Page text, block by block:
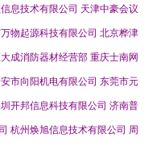
息技术有限公司 天津中豪会议
物起源科技有限公司 北京桦津
成消防器材经营部 重庆士南网
市向阳机电有限公司 东莞市元
开邦信息科技有限公司 济南普
杭州焕旭信息技术有限公司 周